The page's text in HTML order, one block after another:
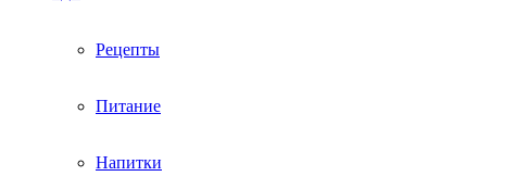
Рецепты
Питание
Напитки